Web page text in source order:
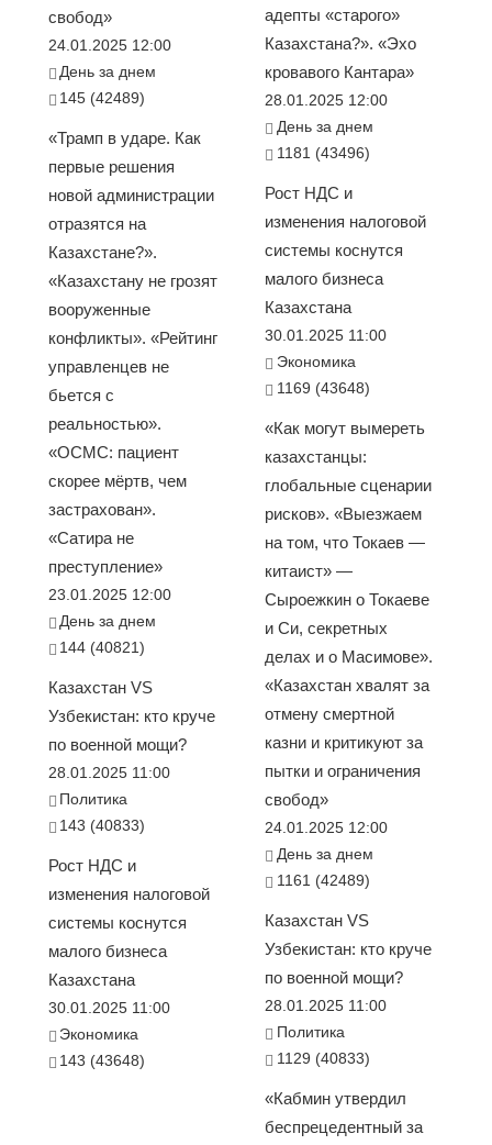
свобод»
24.01.2025 12:00
День за днем
145 (42489)
«Трамп в ударе. Как
первые решения
новой администрации
отразятся на
Казахстане?».
«Казахстану не грозят
вооруженные
конфликты». «Рейтинг
управленцев не
бьется с
реальностью».
«ОСМС: пациент
скорее мёртв, чем
застрахован».
«Сатира не
преступление»
23.01.2025 12:00
День за днем
144 (40821)
Казахстан VS
Узбекистан: кто круче
по военной мощи?
28.01.2025 11:00
Политика
143 (40833)
Рост НДС и
изменения налоговой
системы коснутся
малого бизнеса
Казахстана
30.01.2025 11:00
Экономика
143 (43648)
адепты «старого»
Казахстана?». «Эхо
кровавого Кантара»
28.01.2025 12:00
День за днем
1181 (43496)
Рост НДС и
изменения налоговой
системы коснутся
малого бизнеса
Казахстана
30.01.2025 11:00
Экономика
1169 (43648)
«Как могут вымереть
казахстанцы:
глобальные сценарии
рисков». «Выезжаем
на том, что Токаев —
китаист» —
Сыроежкин о Токаеве
и Си, секретных
делах и о Масимове».
«Казахстан хвалят за
отмену смертной
казни и критикуют за
пытки и ограничения
свобод»
24.01.2025 12:00
День за днем
1161 (42489)
Казахстан VS
Узбекистан: кто круче
по военной мощи?
28.01.2025 11:00
Политика
1129 (40833)
«Кабмин утвердил
беспрецедентный за